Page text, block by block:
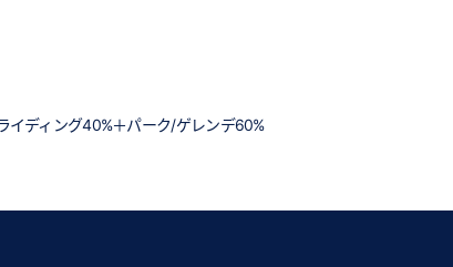
イディング40%＋パーク/ゲレンデ60%